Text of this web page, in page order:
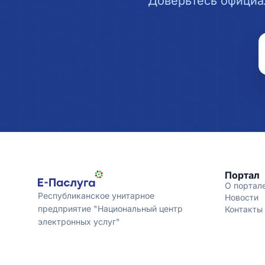
Республиканское унитарное
предприятие "Национальный центр
электронных услуг"
Портал
О
Новости
Контакты